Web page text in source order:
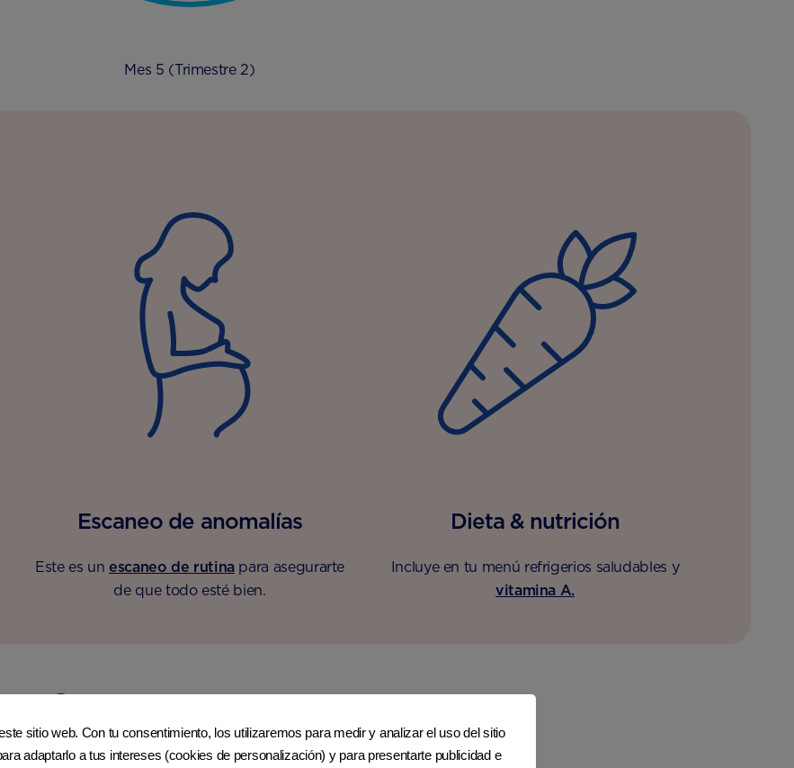
Mes 5 (Trimestre 2)
Escaneo de anomalías
Este es un escaneo de rutinapara asegurarte
de que todo esté bien.
Dieta & nutrición
Incluye en tu menú refrigerios saludables y
vitamina A.
18 semanas
sitio web. Con tu consentimiento, los utilizaremos para medir y analizar el uso del sitio
adaptarlo a tus intereses (cookies de personalización) y para presentarte publicidad e